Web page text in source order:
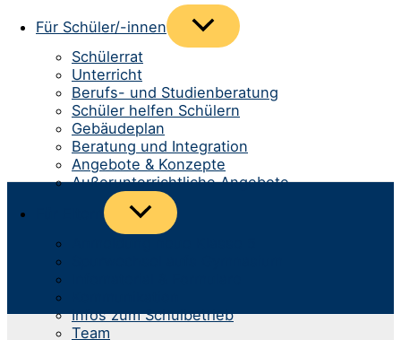
Für Schüler/-innen
Menü
umschalten
Schülerrat
Unterricht
Berufs- und Studienberatung
Schüler helfen Schülern
Gebäudeplan
Beratung und Integration
Angebote & Konzepte
Außerunterrichtliche Angebote
Menü
umschalten
Infos zum Schulbetrieb
Team